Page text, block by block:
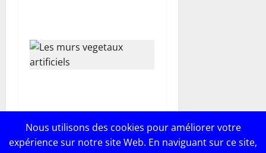
l’alliance parfaite pour
sublimer vos espaces
Nous utilisons des cookies pour améliorer votre
expérience sur notre site Web. En naviguant sur ce site,